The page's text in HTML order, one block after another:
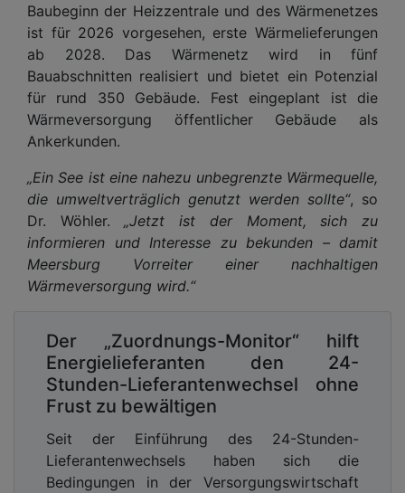
Baubeginn der Heizzentrale und des Wärmenetzes
ist für 2026 vorgesehen, erste Wärmelieferungen
ab 2028. Das Wärmenetz wird in fünf
Bauabschnitten realisiert und bietet ein Potenzial
für rund 350 Gebäude. Fest eingeplant ist die
Wärmeversorgung öffentlicher Gebäude als
Ankerkunden.
„Ein See ist eine nahezu unbegrenzte Wärmequelle,
die umweltverträglich genutzt werden sollte“, so
Dr. Wöhler. „Jetzt ist der Moment, sich zu
informieren und Interesse zu bekunden – damit
Meersburg Vorreiter einer nachhaltigen
Wärmeversorgung wird.“
Der „Zuordnungs-Monitor“ hilft
Energielieferanten den 24-
Stunden-Lieferantenwechsel ohne
Frust zu bewältigen
Seit der Einführung des 24-Stunden-
Lieferantenwechsels haben sich die
Bedingungen in der Versorgungswirtschaft